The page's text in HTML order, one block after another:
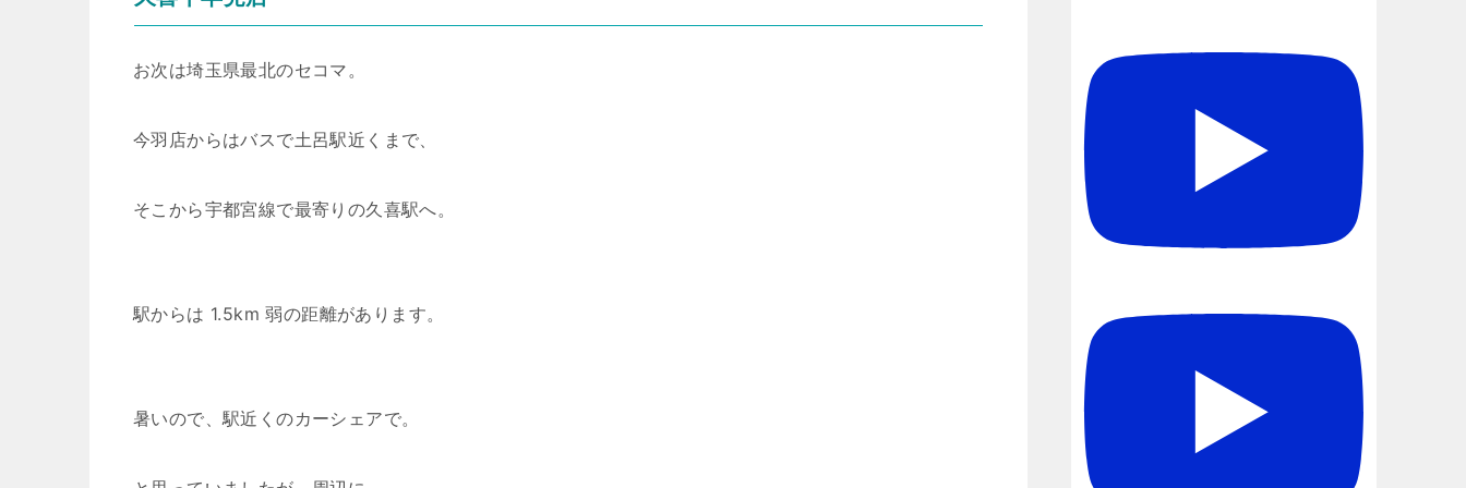
お次は埼玉県最北のセコマ。
今羽店からはバスで土呂駅近くまで、
そこから宇都宮線で最寄りの久喜駅へ。
駅からは 1.5km 弱の距離があります。
暑いので、駅近くのカーシェアで。